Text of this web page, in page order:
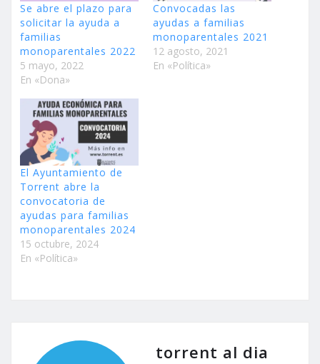
Se abre el plazo para
solicitar la ayuda a
familias
monoparentales 2022
5 mayo, 2022
En «Dona»
Convocadas las
ayudas a familias
monoparentales 2021
12 agosto, 2021
En «Política»
El Ayuntamiento de
Torrent abre la
convocatoria de
ayudas para familias
monoparentales 2024
15 octubre, 2024
En «Política»
torrent al dia